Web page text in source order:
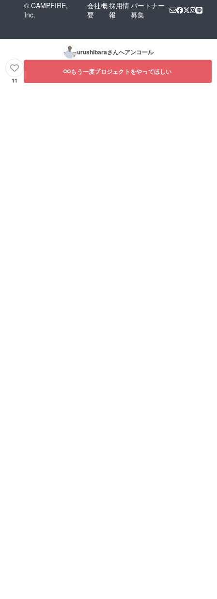
© CAMPFIRE,
Inc.
会社概
要
採用情
報
パートナー
募集
urushibaraさんへアンコール
11
もう一度プロジェクトをやってほしい